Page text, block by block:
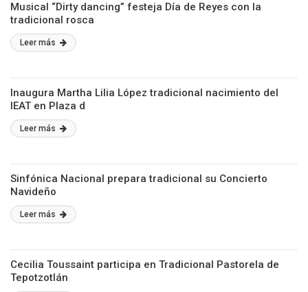
Musical “Dirty dancing” festeja Día de Reyes con la
tradicional rosca
Leer más
Inaugura Martha Lilia López tradicional nacimiento del
IEAT en Plaza d
Leer más
Sinfónica Nacional prepara tradicional su Concierto
Navideño
Leer más
Cecilia Toussaint participa en Tradicional Pastorela de
Tepotzotlán